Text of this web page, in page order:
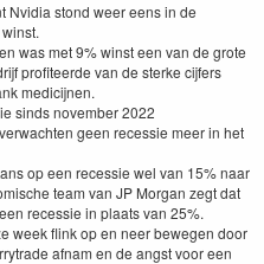
Nvidia stond weer eens in de
was met 9% winst een van de grote
profiteerde van de sterke cijfers
medicijnen.
sinds november 2022
geen recessie meer in het
op een recessie wel van 15% naar
team van JP Morgan zegt dat
recessie in plaats van 25%.
week flink op en neer bewegen door
afnam en de angst voor een